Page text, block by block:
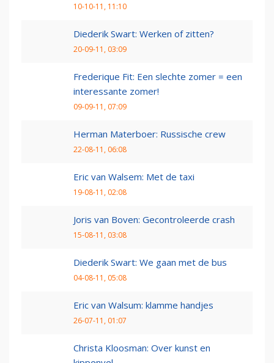
10-10-11, 11:10
Diederik Swart: Werken of zitten?
20-09-11, 03:09
Frederique Fit: Een slechte zomer = een
interessante zomer!
09-09-11, 07:09
Herman Materboer: Russische crew
22-08-11, 06:08
Eric van Walsem: Met de taxi
19-08-11, 02:08
Joris van Boven: Gecontroleerde crash
15-08-11, 03:08
Diederik Swart: We gaan met de bus
04-08-11, 05:08
Eric van Walsum: klamme handjes
26-07-11, 01:07
Christa Kloosman: Over kunst en